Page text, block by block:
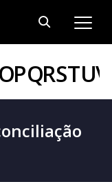
OPQRSTUV